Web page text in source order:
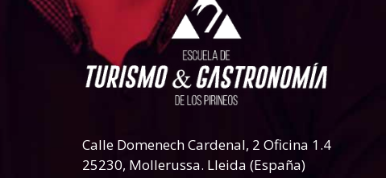
Calle Domenech Cardenal, 2 Oficina 1.4
25230, Mollerussa. Lleida (España)